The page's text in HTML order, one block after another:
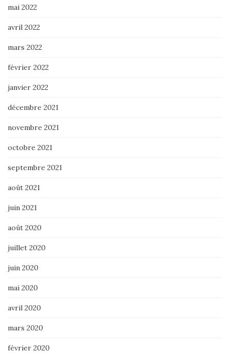
mai 2022
avril 2022
mars 2022
février 2022
janvier 2022
décembre 2021
novembre 2021
octobre 2021
septembre 2021
août 2021
juin 2021
août 2020
juillet 2020
juin 2020
mai 2020
avril 2020
mars 2020
février 2020